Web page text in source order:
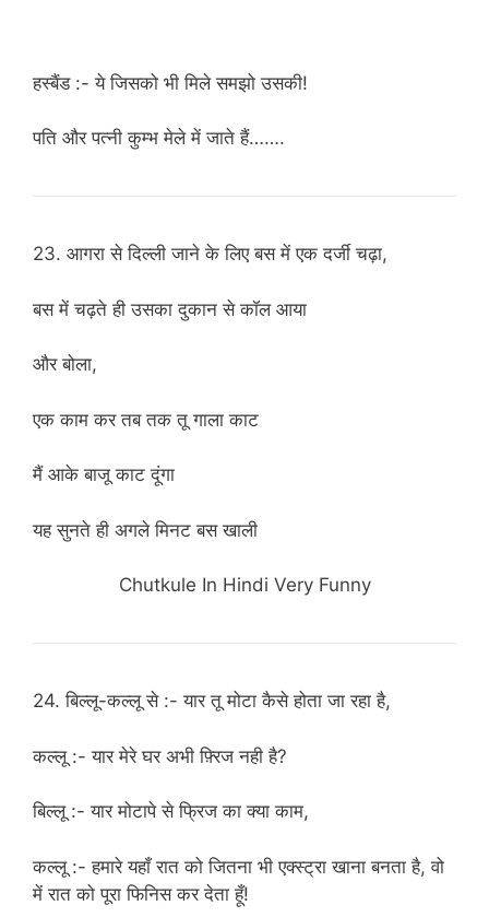
हस्बैंड :- ये जिसको भी मिले समझो उसकी!
पति और पत्नी कुम्भ मेले में जाते हैं…….
23. आगरा से दिल्ली जाने के लिए बस में एक दर्जी चढ़ा,
बस में चढ़ते ही उसका दुकान से कॉल आया
और बोला,
एक काम कर तब तक तू गाला काट
मैं आके बाजू काट दूंगा
यह सुनते ही अगले मिनट बस खाली
Chutkule In Hindi Very Funny
24. बिल्लू-कल्लू से :- यार तू मोटा कैसे होता जा रहा है,
कल्लू :- यार मेरे घर अभी फ़्रिज नही है?
बिल्लू :- यार मोटापे से फ्रिज का क्या काम,
कल्लू :- हमारे यहाँ रात को जितना भी एक्स्ट्रा खाना बनता है, वो
में रात को पूरा फिनिस कर देता हूँ!